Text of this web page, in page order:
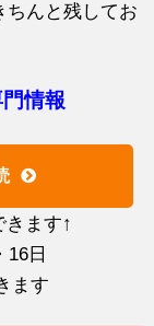
ちんと残してお
情報
ます↑
16日
ます